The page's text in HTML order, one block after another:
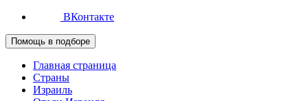
ВКонтакте
Помощь в подборе
Главная страница
Страны
Израиль